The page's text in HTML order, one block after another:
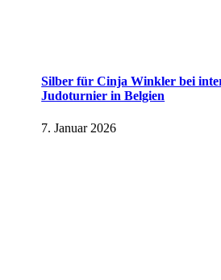
Silber für Cinja Winkler bei
Judoturnier in Belgien
7. Januar 2026